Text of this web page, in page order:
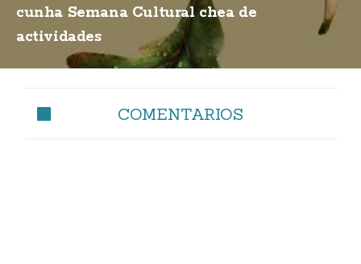
cunha Semana Cultural chea de
actividades
COMENTARIOS